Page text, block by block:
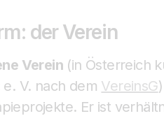
der Verein
Verein (in Österreich
V. nach dem VereinsG
Er ist